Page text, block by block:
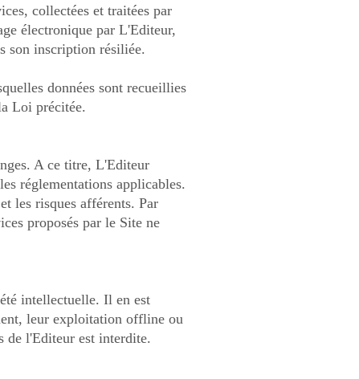
collectées et traitées par
électronique par L'Editeur,
son inscription résiliée.
données sont recueillies
Loi précitée.
A ce titre, L'Editeur
réglementations applicables.
les risques afférents. Par
proposés par le Site ne
intellectuelle. Il en est
leur exploitation offline ou
de l'Editeur est interdite.